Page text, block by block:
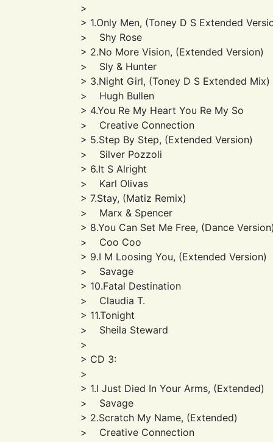
>
> 1.Only Men, (Toney D S Extended
> Shy Rose
> 2.No More Vision, (Extended Version)
> Sly & Hunter
> 3.Night Girl, (Toney D S Extended Mix)
> Hugh Bullen
> 4.You Re My Heart You Re My So
> Creative Connection
> 5.Step By Step, (Extended Version)
> Silver Pozzoli
> 6.It S Alright
> Karl Olivas
> 7.Stay, (Matiz Remix)
> Marx & Spencer
> 8.You Can Set Me Free, (Dance
> Coo Coo
> 9.I M Loosing You, (Extended Version)
> Savage
> 10.Fatal Destination
> Claudia T.
> 11.Tonight
> Sheila Steward
>
> CD 3:
>
> 1.I Just Died In Your Arms, (Extended)
> Savage
> 2.Scratch My Name, (Extended)
> Creative Connection